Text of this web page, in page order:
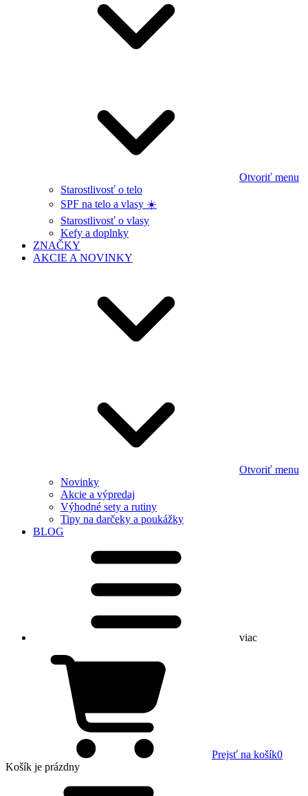
Otvoriť menu
Starostlivosť o telo
SPF na telo a vlasy ☀️
Starostlivosť o vlasy
Kefy a doplnky
ZNAČKY
AKCIE A NOVINKY
Otvoriť menu
Novinky
Akcie a výpredaj
Výhodné sety a rutiny
Tipy na darčeky a poukážky
BLOG
viac
Prejsť na košík0
Košík je prázdny